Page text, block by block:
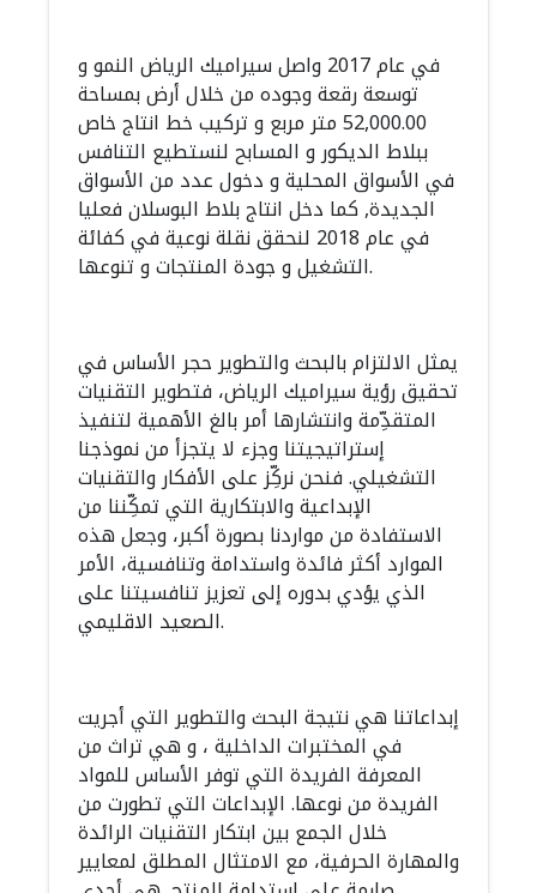
في عام 2017 واصل سيراميك الرياض النمو و
توسعة رقعة وجوده من خلال أرض بمساحة
52,000.00 متر مربع و تركيب خط انتاج خاص
ببلاط الديكور و المسابح لنستطيع التنافس
في الأسواق المحلية و دخول عدد من الأسواق
الجديدة, كما دخل انتاج بلاط البوسلان فعليا
في عام 2018 لنحقق نقلة نوعية في كفائة
التشغيل و جودة المنتجات و تنوعها.
يمثل الالتزام بالبحث والتطوير حجر الأساس في
تحقيق رؤية سيراميك الرياض، فتطوير التقنيات
المتقدِّمة وانتشارها أمر بالغ الأهمية لتنفيذ
إستراتيجيتنا وجزء لا يتجزأ من نموذجنا
التشغيلي. فنحن نركِّز على الأفكار والتقنيات
الإبداعية والابتكارية التي تمكِّننا من
الاستفادة من مواردنا بصورة أكبر، وجعل هذه
الموارد أكثر فائدة واستدامة وتنافسية، الأمر
الذي يؤدي بدوره إلى تعزيز تنافسيتنا على
الصعيد الاقليمي.
إبداعاتنا هي نتيجة البحث والتطوير التي أجريت
في المختبرات الداخلية ، و هي تراث من
المعرفة الفريدة التي توفر الأساس للمواد
الفريدة من نوعها. الإبداعات التي تطورت من
خلال الجمع بين ابتكار التقنيات الرائدة
والمهارة الحرفية، مع الامتثال المطلق لمعايير